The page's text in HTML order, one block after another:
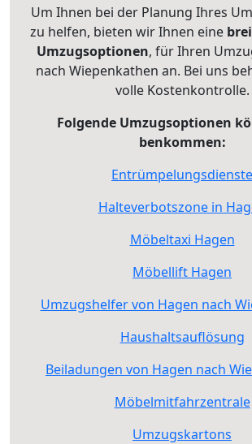
Um Ihnen bei der Planung Ihres
zu helfen, bieten wir Ihnen eine
Umzugsoptionen, für Ihren
nach Wiepenkathen an. Bei uns
volle Kostenkontrolle.
Folgende Umzugsoptionen
benkommen:
Entrümpelungsdienste
Halteverbotszone in
Möbeltaxi Hagen
Möbellift Hagen
Umzugshelfer von Hagen nach
Haushaltsauflösung
Beiladungen von Hagen nach
Möbelmitfahrzentrale
Umzugskartons